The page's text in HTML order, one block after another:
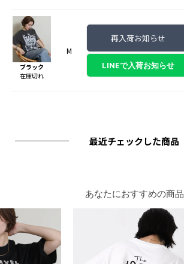
ブラック
在庫切れ
M
再入荷お知らせ
最近チェックした商品
あなたにおすすめの商品